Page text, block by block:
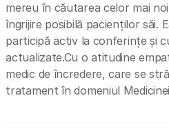
mereu în căutarea celor mai
îngrijire posibilă pacienților săi.
participă activ la conferințe și
actualizate.Cu o atitudine
medic de încredere, care se
tratament în domeniul